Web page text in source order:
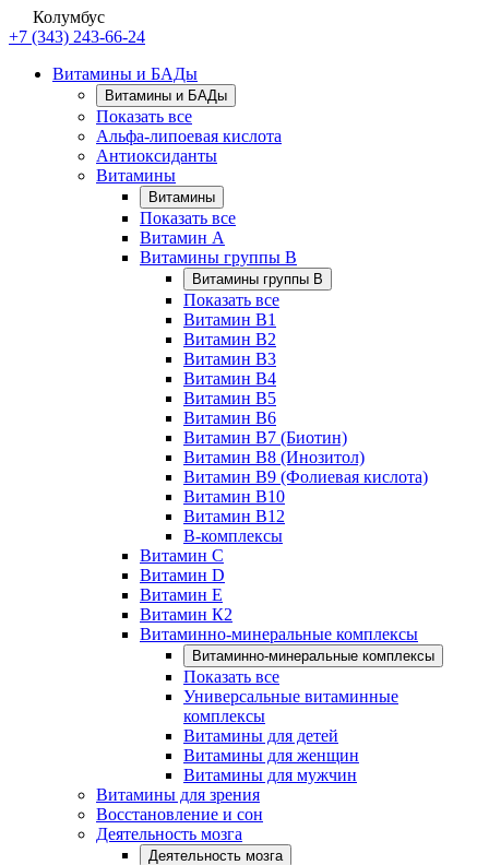
Колумбус
+7 (343) 243-66-24
Витамины и БАДы
Витамины и БАДы
Показать все
Альфа-липоевая кислота
Антиоксиданты
Витамины
Витамины
Показать все
Витамин A
Витамины группы B
Витамины группы B
Показать все
Витамин B1
Витамин B2
Витамин B3
Витамин B4
Витамин B5
Витамин B6
Витамин B7 (Биотин)
Витамин B8 (Инозитол)
Витамин B9 (Фолиевая кислота)
Витамин B10
Витамин B12
B-комплексы
Витамин C
Витамин D
Витамин E
Витамин К2
Витаминно-минеральные комплексы
Витаминно-минеральные комплексы
Показать все
Универсальные витаминные
комплексы
Витамины для детей
Витамины для женщин
Витамины для мужчин
Витамины для зрения
Восстановление и сон
Деятельность мозга
Деятельность мозга